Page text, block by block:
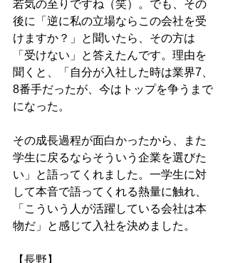
若気の至りですね（笑）。でも、その
後に「逆に私の立場ならこの会社を受
けますか？」と聞いたら、その方は
「受けない」と答えたんです。理由を
聞くと、「自分が入社した時は業界7、
8番手だったが、今はトップを争うまで
になった。
その成長過程が面白かったから、また
学生に戻るならそういう企業を選びた
い」と語ってくれました。一学生に対
して本音で語ってくれる熱量に触れ、
「こういう人が活躍している会社は本
物だ」と感じて入社を決めました。
【長野】